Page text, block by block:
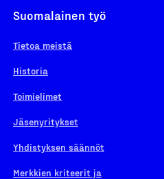
Suomalainen työ
Tietoa meistä
Historia
Toimielimet
Jäsenyritykset
Yhdistyksen säännöt
Merkkien kriteerit ja